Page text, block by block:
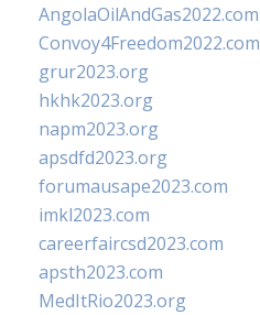
AngolaOilAndGas2022.com
Convoy4Freedom2022.com
grur2023.org
hkhk2023.org
napm2023.org
apsdfd2023.org
forumausape2023.com
imkl2023.com
careerfaircsd2023.com
apsth2023.com
MedItRio2023.org